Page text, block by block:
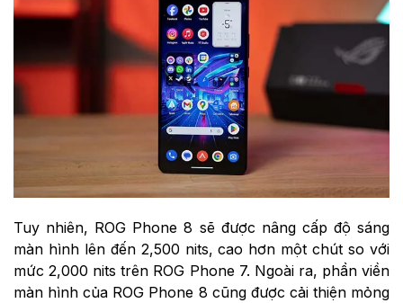
Tuy nhiên, ROG Phone 8 sẽ được nâng cấp độ sáng
màn hình lên đến 2,500 nits, cao hơn một chút so với
mức 2,000 nits trên ROG Phone 7. Ngoài ra, phần viền
màn hình của ROG Phone 8 cũng được cải thiện mỏng